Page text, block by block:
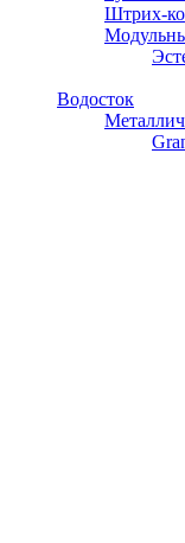
Штрих-
Водосток